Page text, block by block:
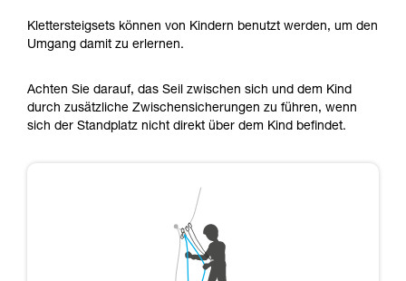
Klettersteigsets können von Kindern benutzt werden, um den
Umgang damit zu erlernen.
Achten Sie darauf, das Seil zwischen sich und dem Kind
durch zusätzliche Zwischensicherungen zu führen, wenn
sich der Standplatz nicht direkt über dem Kind befindet.